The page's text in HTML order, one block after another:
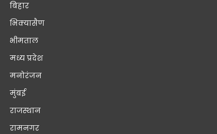
बिहार
भिक्यासैण
भीमताल
मध्य प्रदेश
मनोरंजन
मुंबई
राजस्थान
रामनगर